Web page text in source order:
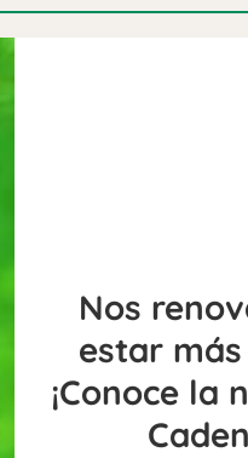
Nos
estar
¡Conoce la